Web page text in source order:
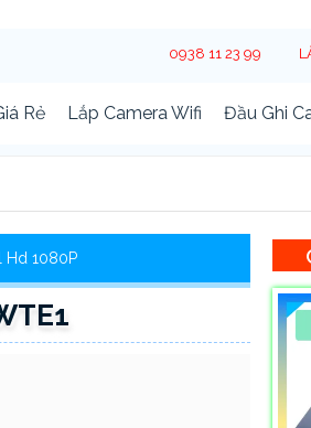
0938 11 23 99
Rẻ Lắp Camera Wifi Đầu Ghi
Hd 1080P